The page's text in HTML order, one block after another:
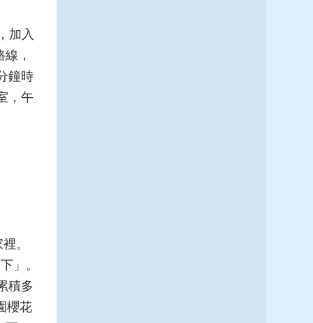
加入
，
鐘時
，午
。
」。
積多
櫻花